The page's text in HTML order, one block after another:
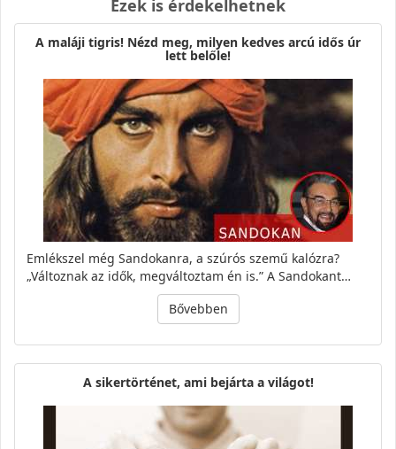
Ezek is érdekelhetnek
A maláji tigris! Nézd meg, milyen kedves arcú idős úr
lett belőle!
Emlékszel még Sandokanra, a szúrós szemű kalózra?
„Változnak az idők, megváltoztam én is.” A Sandokant…
Bővebben
A sikertörténet, ami bejárta a világot!